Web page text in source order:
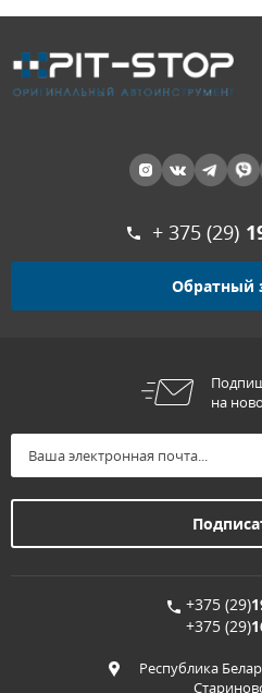
+ 375 (29)
Обратный
на
+375 (29)
+375 (29)
Республика